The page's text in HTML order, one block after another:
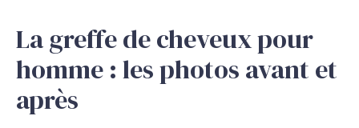
La greffe de cheveux pour
homme : les photos avant et
après